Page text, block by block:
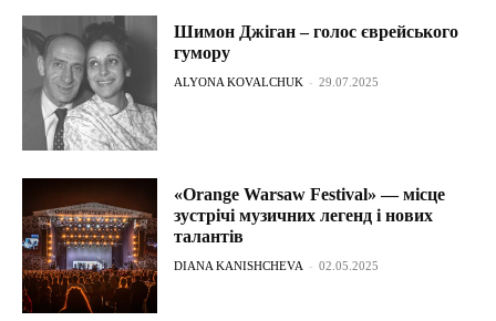
Шимон Джіган – голос єврейського
гумору
ALYONA KOVALCHUK - 29.07.2025
«Orange Warsaw Festival» — місце
зустрічі музичних легенд і нових
талантів
DIANA KANISHCHEVA - 02.05.2025